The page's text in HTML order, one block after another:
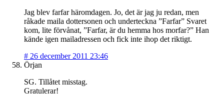
Jag blev farfar häromdagen. Jo, det är jag ju redan, men
råkade maila dottersonen och underteckna ”Farfar” Svaret
kom, lite förvånat, ”Farfar, är du hemma hos morfar?” Han
kände igen mailadressen och fick inte ihop det riktigt.
# 26 december 2011 23:46
Örjan
SG. Tillåtet misstag.
Gratulerar!